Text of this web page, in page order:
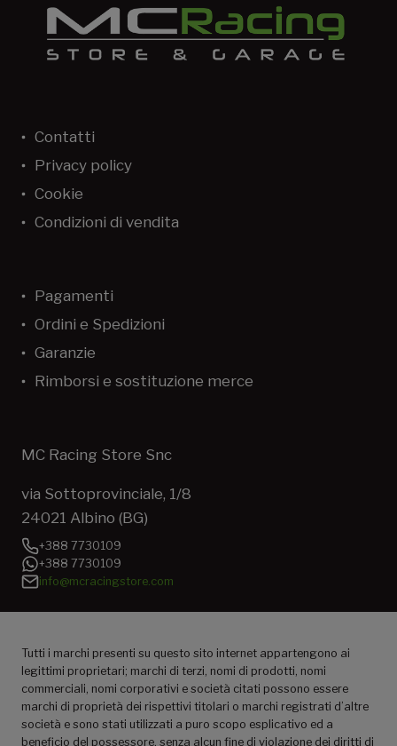
Contatti
Privacy policy
Cookie
Condizioni di vendita
Pagamenti
Ordini e Spedizioni
Garanzie
Rimborsi e sostituzione merce
MC Racing Store Snc
via Sottoprovinciale, 1/8
24021 Albino (BG)
+388 7730109
+388 7730109
info@mcracingstore.com
Tutti i marchi presenti su questo sito internet appartengono ai
legittimi proprietari; marchi di terzi, nomi di prodotti, nomi
commerciali, nomi corporativi e società citati possono essere
marchi di proprietà dei rispettivi titolari o marchi registrati d’altre
società e sono stati utilizzati a puro scopo esplicativo ed a
beneficio del possessore, senza alcun fine di violazione dei diritti di